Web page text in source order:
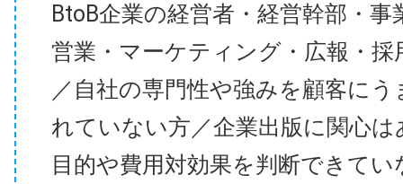
BtoB企業の経営者・経営幹部・事
営業・マーケティング・広報・採
／自社の専門性や強みを顧客に
れていない方／企業出版に関心
目的や費用対効果を判断できてい